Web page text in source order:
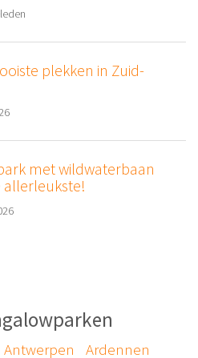
plekken in Zuid-
met wildwaterbaan
allerleukste!
Antwerpen
Ardennen